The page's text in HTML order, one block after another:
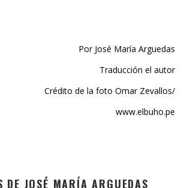
Por José María Arguedas
Traducción el autor
Crédito de la foto Omar Zevallos/
www.elbuho.pe
DE JOSÉ MARÍA ARGUEDAS